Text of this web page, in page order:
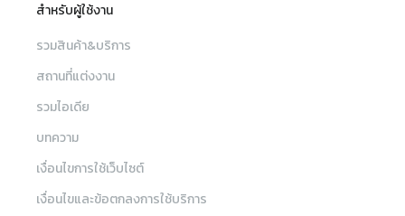
สำหรับผู้ใช้งาน
รวมสินค้า&บริการ
สถานที่แต่งงาน
รวมไอเดีย
บทความ
เงื่อนไขการใช้เว็บไซต์
เงื่อนไขและข้อตกลงการใช้บริการ